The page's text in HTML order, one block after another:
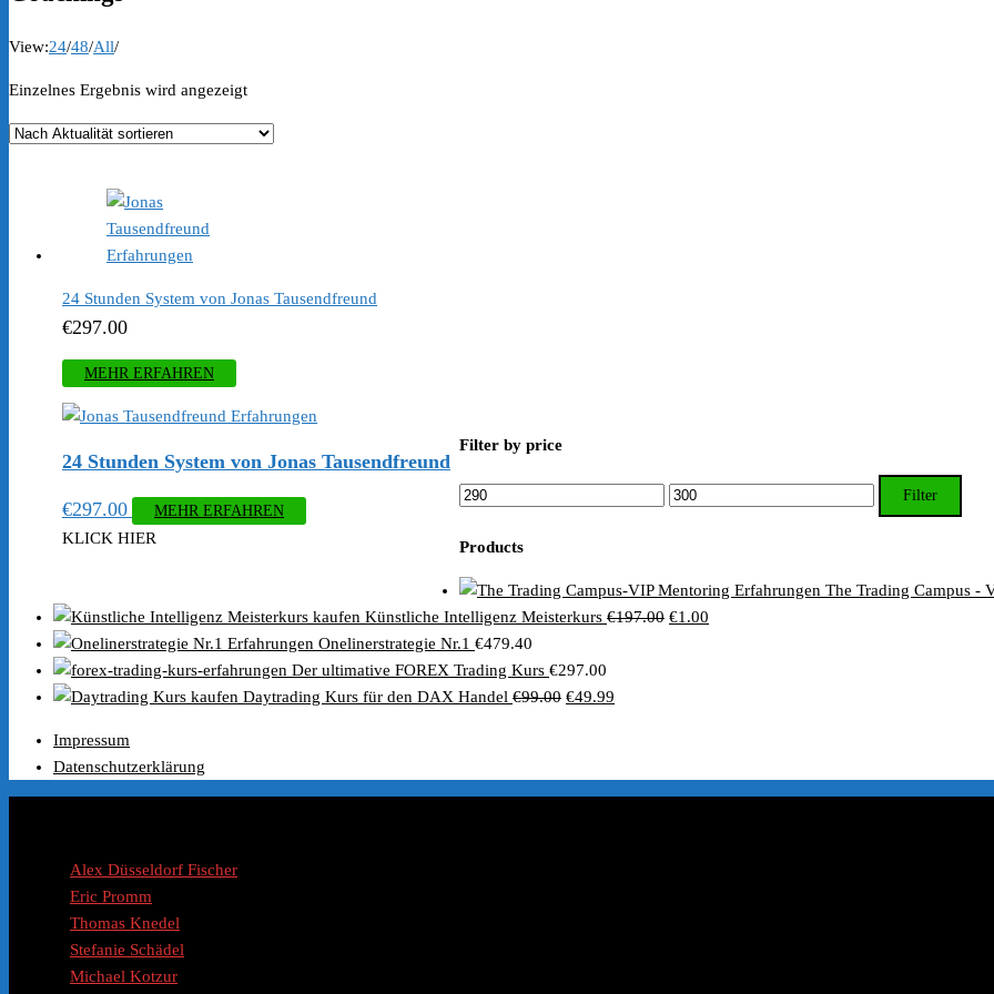
View:24/48/All/
Einzelnes Ergebnis wird angezeigt
24 Stunden System von Jonas Tausendfreund
€297.00
MEHR ERFAHREN
24 Stunden System von Jonas Tausendfreund
€297.00 MEHR ERFAHREN
KLICK HIER
Filter by price
Min.
Max.
Filter
Products
The Trading Campus -
Künstliche Intelligenz Meisterkurs €197.00 Ursprünglicher
€1.00
Onelinerstrategie Nr.1 €479.40
Der ultimative FOREX Trading Kurs €297.00
Daytrading Kurs für den DAX Handel €99.00 Ursprünglicher
€49.99
Impressum
Datenschutzerklärung
Alex Düsseldorf Fischer
Eric Promm
Thomas Knedel
Stefanie Schädel
Michael Kotzur